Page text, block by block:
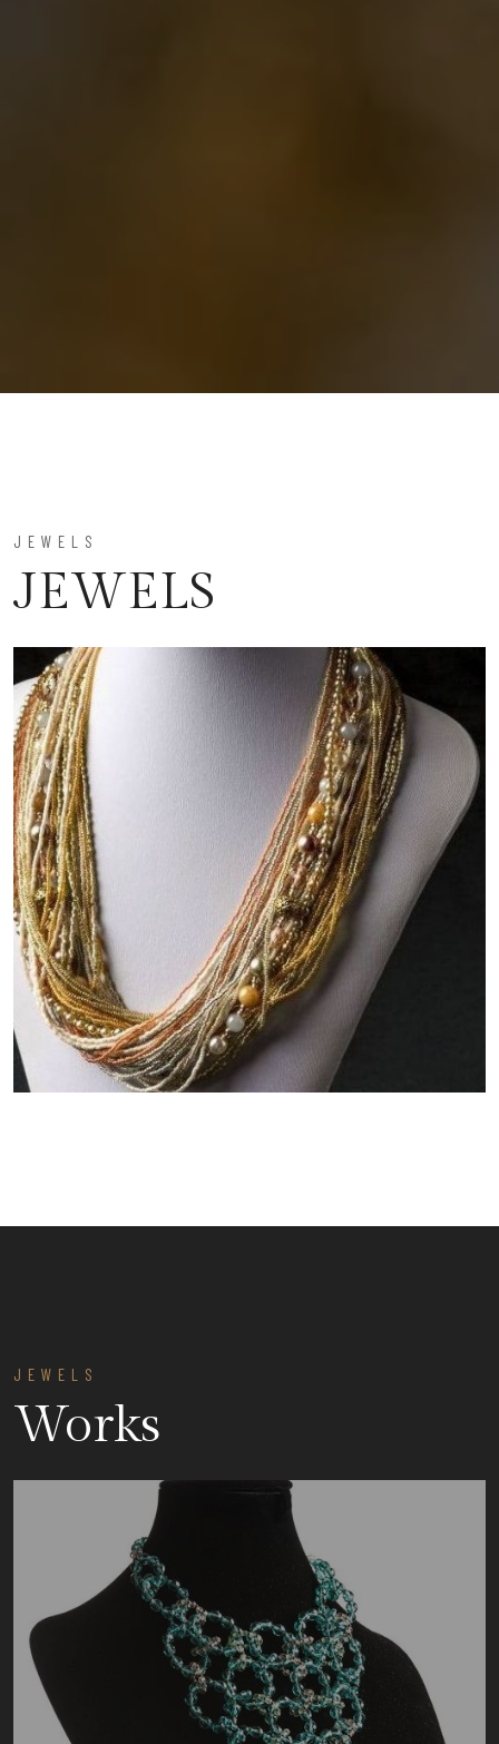
JEWELS
JEWELS
JEWELS
Works